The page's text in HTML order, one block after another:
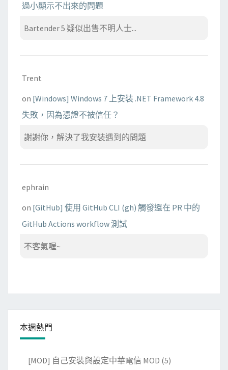
過小顯示不出來的問題
Bartender 5 疑似出售不明人士...
Trent
on [Windows] Windows 7 上安裝 .NET Framework 4.8
失敗，因為憑證不被信任？
謝謝你，解決了我安裝遇到的問題
ephrain
on [GitHub] 使用 GitHub CLI (gh) 觸發還在 PR 中的
GitHub Actions workflow 測試
不客氣喔~
本週熱門
[MOD] 自己安裝與設定中華電信 MOD (5)